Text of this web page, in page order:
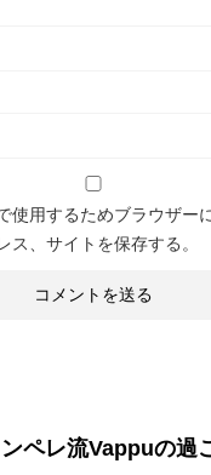
使用するためブラウザー
ス、サイトを保存する。
ペレ流Vappuの過